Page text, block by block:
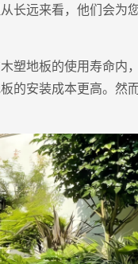
长远来看，他们会为
塑地板的使用寿命内
的安装成本更高。然